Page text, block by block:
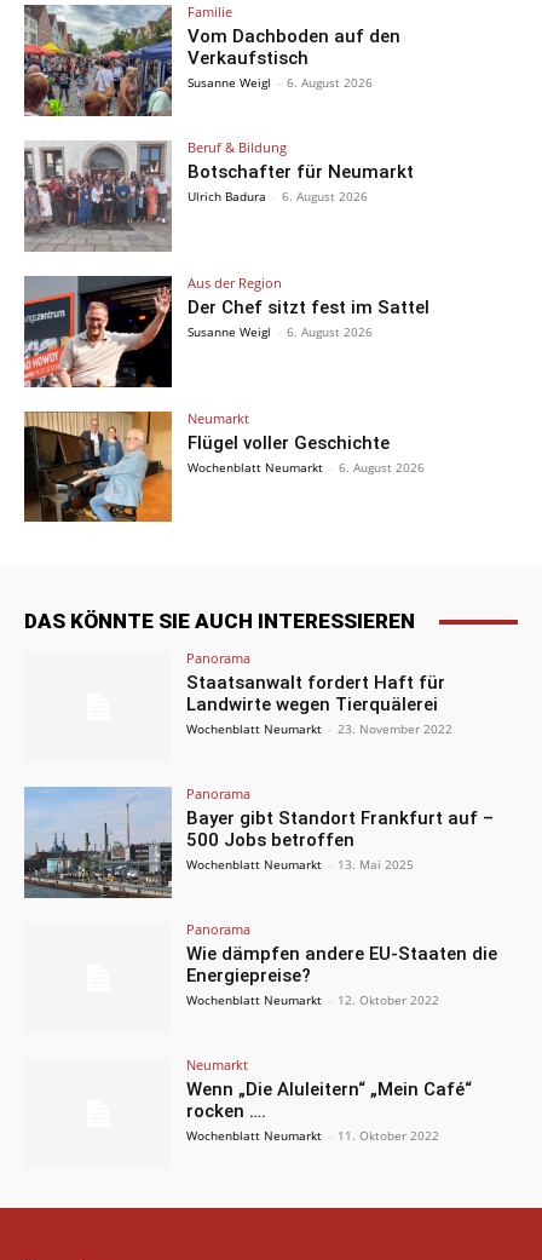
Familie
Vom Dachboden auf den
Verkaufstisch
Susanne Weigl - 6. August 2026
Beruf & Bildung
Botschafter für Neumarkt
Ulrich Badura - 6. August 2026
Aus der Region
Der Chef sitzt fest im Sattel
Susanne Weigl - 6. August 2026
Neumarkt
Flügel voller Geschichte
Wochenblatt Neumarkt - 6. August 2026
DAS KÖNNTE SIE AUCH INTERESSIEREN
Panorama
Staatsanwalt fordert Haft für
Landwirte wegen Tierquälerei
Wochenblatt Neumarkt - 23. November 2022
Panorama
Bayer gibt Standort Frankfurt auf –
500 Jobs betroffen
Wochenblatt Neumarkt - 13. Mai 2025
Panorama
Wie dämpfen andere EU-Staaten die
Energiepreise?
Wochenblatt Neumarkt - 12. Oktober 2022
Neumarkt
Wenn „Die Aluleitern“ „Mein Café“
rocken ….
Wochenblatt Neumarkt - 11. Oktober 2022